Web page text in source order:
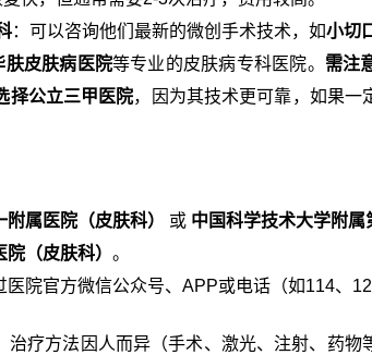
：可以咨询他们最新的微创手术技术，如小切
肤皮肤病医院等专业的皮肤病专科医院。 需注
择公立三甲医院，因为其技术更可靠，如果一
属医院（皮肤科） 或 中国科学技术大学附属
（皮肤科） 。
医院官方微信公众号、APP或电话（如114、
治疗方法因人而异（手术、激光、注射、药